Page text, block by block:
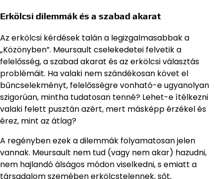
Erkölcsi dilemmák és a szabad akarat
Az erkölcsi kérdések talán a legizgalmasabbak a
„Közönyben”. Meursault cselekedetei felvetik a
felelősség, a szabad akarat és az erkölcsi választás
problémáit. Ha valaki nem szándékosan követ el
bűncselekményt, felelősségre vonható-e ugyanolyan
szigorúan, mintha tudatosan tenné? Lehet-e ítélkezni
valaki felett pusztán azért, mert másképp érzékel és
érez, mint az átlag?
A regényben ezek a dilemmák folyamatosan jelen
vannak. Meursault nem tud (vagy nem akar) hazudni,
nem hajlandó álságos módon viselkedni, s emiatt a
társadalom szemében erkölcstelennek, sőt,